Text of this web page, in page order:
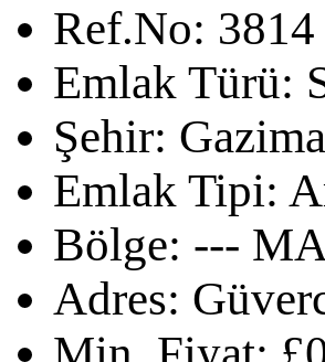
Ref.No: 3814
Emlak Türü:
Şehir:
Emlak Tipi:
Bölge: ---
Adres: